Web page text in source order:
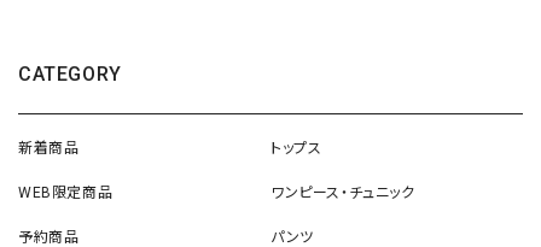
CATEGORY
新着商品
WEB限定商品
予約商品
トップス
ワンピース・チュニック
パンツ